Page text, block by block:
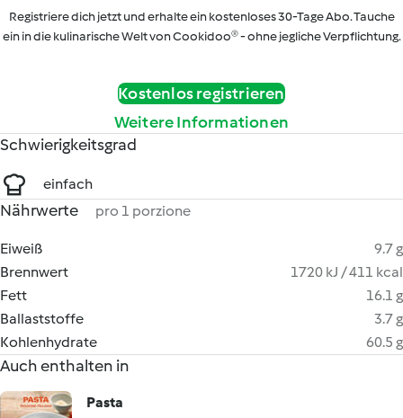
Registriere dich jetzt und erhalte ein kostenloses 30-Tage Abo. Tauche
ein in die kulinarische Welt von Cookidoo® - ohne jegliche Verpflichtung.
Kostenlos registrieren
Weitere Informationen
Schwierigkeitsgrad
einfach
Nährwerte pro 1 porzione
Eiweiß
9.7 g
Brennwert
1720 kJ / 411 kcal
Fett
16.1 g
Ballaststoffe
3.7 g
Kohlenhydrate
60.5 g
Auch enthalten in
Pasta